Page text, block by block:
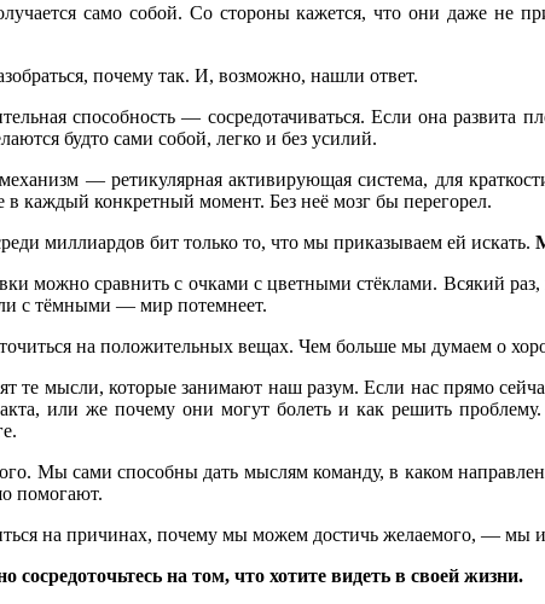
само собой. Со стороны кажется, что они даже не
почему так. И, возможно, нашли ответ.
способность — сосредотачиваться. Если она
будто сами собой, легко и без усилий.
— ретикулярная активирующая система, для
в каждый конкретный момент. Без неё мозг бы перегорел.
миллиардов бит только то, что мы приказываем ей искать.
можно сравнить с очками с цветными стёклами. Всякий
с тёмными — мир потемнеет.
на положительных вещах. Чем больше мы думаем о
те мысли, которые занимают наш разум. Если нас прямо
или же почему они могут болеть и как решить
Мы сами способны дать мыслям команду, в каком
помогают.
на причинах, почему мы можем достичь желаемого, —
сосредоточьтесь на том, что хотите видеть в своей жизни.